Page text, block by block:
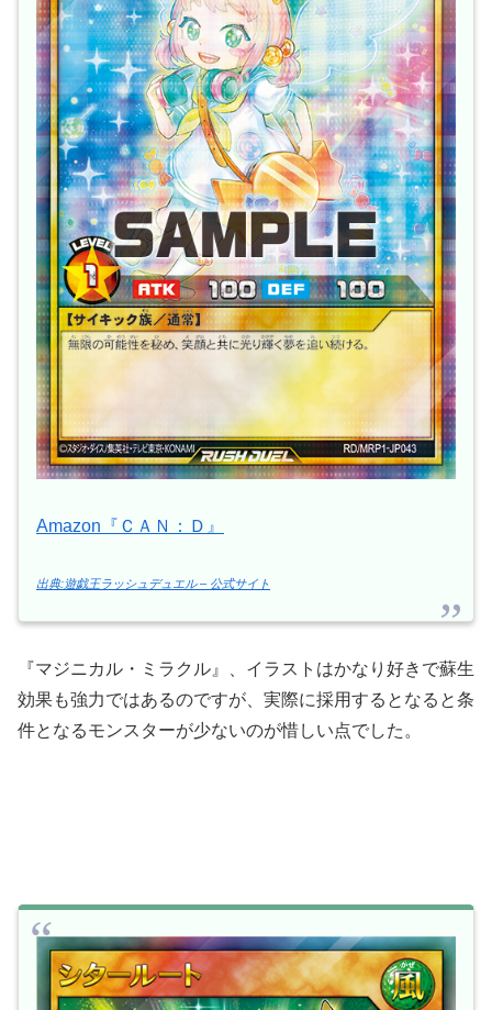
Amazon『ＣＡＮ：Ｄ』
出典:遊戯王ラッシュデュエル – 公式サイト
『マジニカル・ミラクル』、イラストはかなり好きで蘇生
効果も強力ではあるのですが、実際に採用するとなると条
件となるモンスターが少ないのが惜しい点でした。